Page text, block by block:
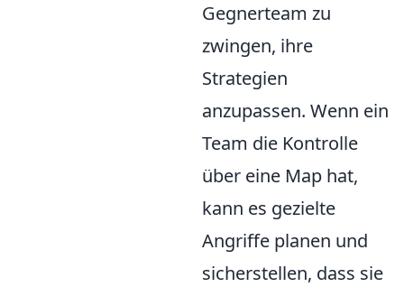
Gegnerteam zu
zwingen, ihre
Strategien
anzupassen. Wenn ein
Team die Kontrolle
über eine Map hat,
kann es gezielte
Angriffe planen und
sicherstellen, dass sie